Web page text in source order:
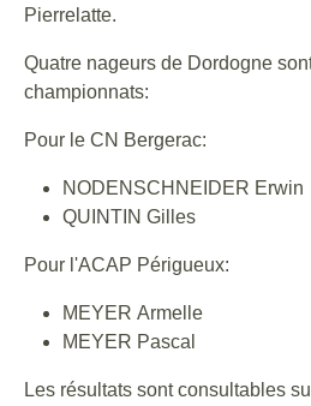
Pierrelatte.
Quatre nageurs de Dordogne
championnats:
Pour le CN Bergerac:
NODENSCHNEIDER Erwin
QUINTIN Gilles
Pour l'ACAP Périgueux:
MEYER Armelle
MEYER Pascal
Les résultats sont consultables